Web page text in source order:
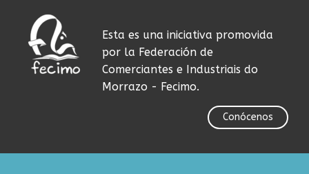
Esta es una iniciativa promovida
por la Federación de
Comerciantes e Industriais do
Morrazo - Fecimo.
Conócenos